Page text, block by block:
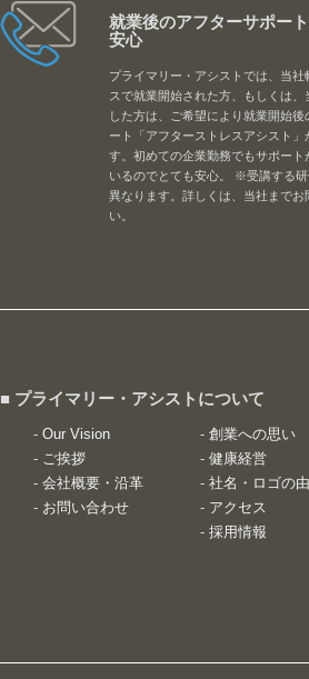
就業後のアフターサポー
安心
プライマリー・アシストでは、当社
スで就業開始された方、もしくは、
した方は、ご希望により就業開始後
ート「アフターストレスアシスト」
す。初めての企業勤務でもサポート
いるのでとても安心。 ※受講する
異なります。詳しくは、当社までお
い。
■ プライマリー・アシストについて
- Our Vision
- ご挨拶
- 会社概要・沿革
- お問い合わせ
- 創業への思い
- 健康経営
- 社名・ロゴの
- アクセス
- 採用情報